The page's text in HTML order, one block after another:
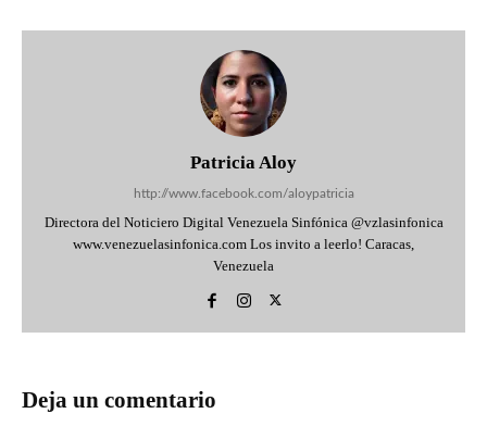
Patricia Aloy
http://www.facebook.com/aloypatricia
Directora del Noticiero Digital Venezuela Sinfónica @vzlasinfonica
www.venezuelasinfonica.com Los invito a leerlo! Caracas,
Venezuela
Deja un comentario